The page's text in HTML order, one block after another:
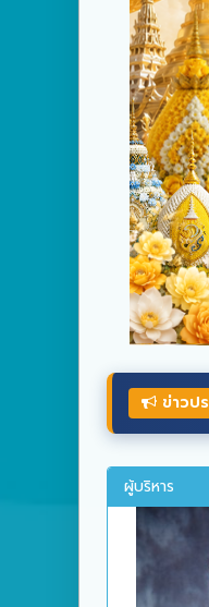
ข่าวป
ร่วมลงนา
ผู้บริหาร